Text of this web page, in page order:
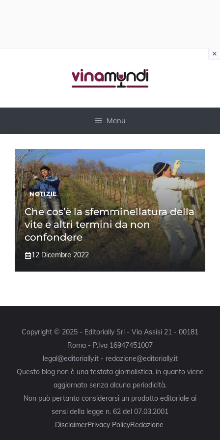
Menu
NOTIZIE
Che cos’è la sfemminellatura della
vite e altri termini da non
confondere
12 Dicembre 2022
Copyright © 2025 - Editorially Srl - Via Assisi 21 - 00181
Roma - P.Iva 16947451007
legal@editorially.it - redazione@editorially.it
Questo blog non è una testata giornalistica, in quanto viene
aggiornato senza alcuna periodicità.
Non può pertanto considerarsi un prodotto editoriale ai
sensi della legge n. 62 del 07.03.2001
DisclaimerPrivacy PolicyRedazione
×